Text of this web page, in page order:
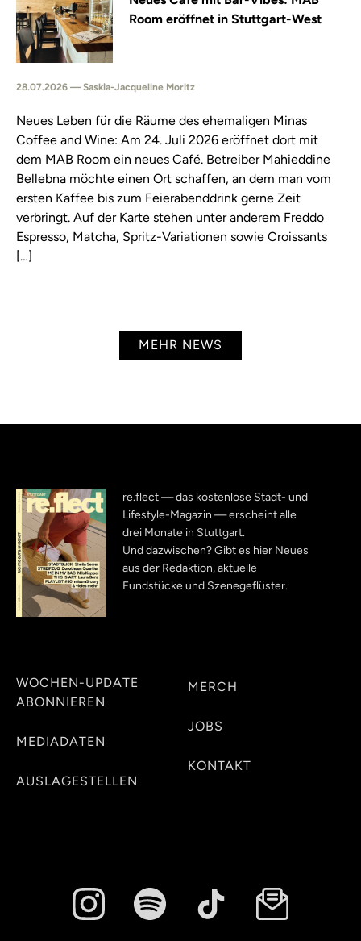
Room eröffnet in Stuttgart-West
28.07.2026 — Saskia-Jacqueline Moritz
Neues Leben für die Räume des ehemaligen Minas
Coffee and Wine: Am 24. Juli 2026 eröffnet dort mit
dem MAB Room ein neues Café. Betreiber Mahieddine
Bellebna möchte einen Ort schaffen, an dem man vom
ersten Kaffee bis zum Feierabenddrink gerne Zeit
verbringt. Auf der Karte stehen unter anderem Freddo
Espresso, Matcha, Spritz-Variationen sowie Croissants
[…]
MEHR NEWS
re.flect — das kostenlose Stadt- und
Lifestyle-Magazin — erscheint alle
drei Monate in Stuttgart.
Und dazwischen? Gibt es hier Neues
aus der Redaktion, aktuelle
Fundstücke und Szenegeflüster.
WOCHEN-UPDATE
ABONNIEREN
MEDIADATEN
AUSLAGESTELLEN
MERCH
JOBS
KONTAKT